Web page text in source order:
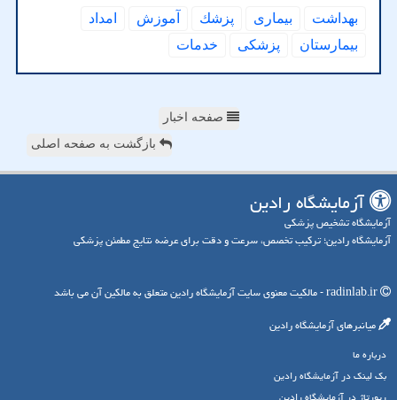
بهداشت بیماری پزشك آموزش
امداد
بیمارستان
پزشكی خدمات
صفحه اخبار
بازگشت به صفحه اصلی
آزمایشگاه رادین
آزمایشگاه تشخیص پزشکی
آزمایشگاه رادین؛ ترکیب تخصص، سرعت و دقت برای عرضه نتایج مطمئن پزشکی
میانبرهای آزمایشگاه رادین
درباره ما
بک لینک در آزمایشگاه رادین